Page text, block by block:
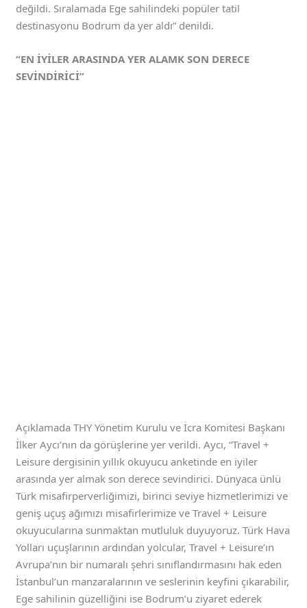
değildi. Sıralamada Ege sahilindeki popüler tatil
destinasyonu Bodrum da yer aldı” denildi.
“EN İYİLER ARASINDA YER ALAMK SON DERECE
SEVİNDİRİCİ”
Açıklamada THY Yönetim Kurulu ve İcra Komitesi Başkanı
İlker Aycı’nın da görüşlerine yer verildi. Aycı, “Travel +
Leisure dergisinin yıllık okuyucu anketinde en iyiler
arasında yer almak son derece sevindirici. Dünyaca ünlü
Türk misafirperverliğimizi, birinci seviye hizmetlerimizi ve
geniş uçuş ağımızı misafirlerimize ve Travel + Leisure
okuyucularına sunmaktan mutluluk duyuyoruz. Türk Hava
Yolları uçuşlarının ardından yolcular, Travel + Leisure’ın
Avrupa’nın bir numaralı şehri sınıflandırmasını hak eden
İstanbul’un manzaralarının ve seslerinin keyfini çıkarabilir,
Ege sahilinin güzelliğini ise Bodrum’u ziyaret ederek